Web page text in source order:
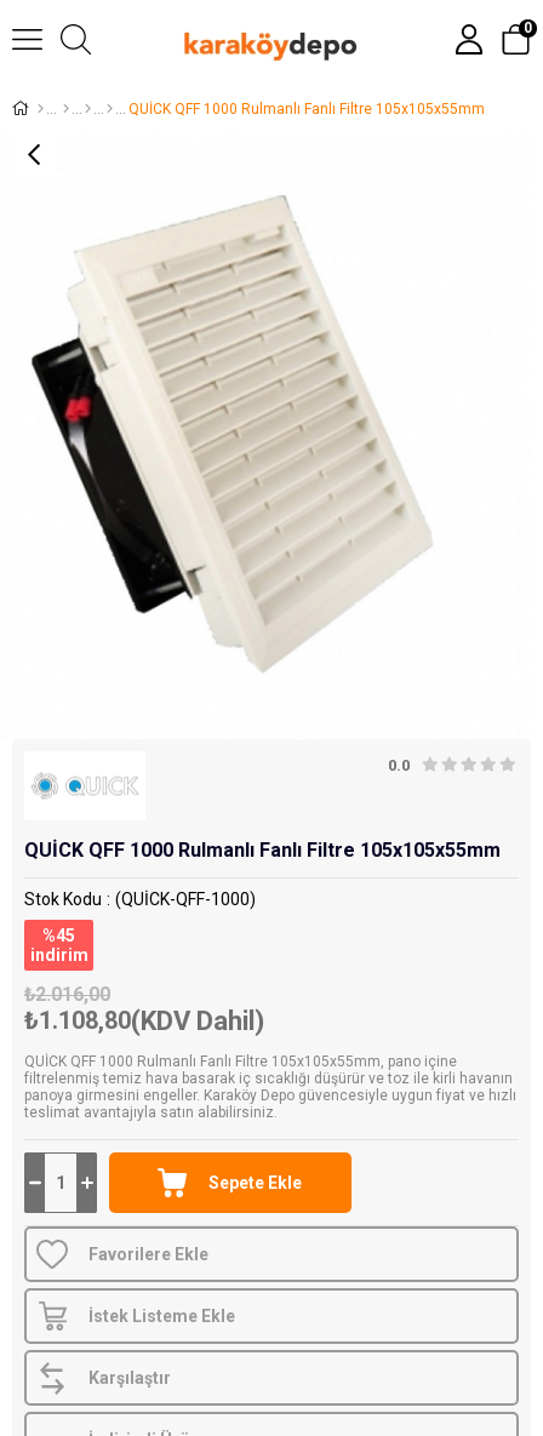
0
QUİCK QFF 1000 Rulmanlı Fanlı Filtre 105x105x55mm
0.0
QUİCK QFF 1000 Rulmanlı Fanlı Filtre 105x105x55mm
Stok Kodu
(QUİCK-QFF-1000)
%45
i̇ndirim
₺2.016,00
₺1.108,80(KDV Dahil)
QUİCK QFF 1000 Rulmanlı Fanlı Filtre 105x105x55mm, pano içine
filtrelenmiş temiz hava basarak iç sıcaklığı düşürür ve toz ile kirli havanın
panoya girmesini engeller. Karaköy Depo güvencesiyle uygun fiyat ve hızlı
teslimat avantajıyla satın alabilirsiniz.
Favorilere Ekle
İstek Listeme Ekle
Karşılaştır